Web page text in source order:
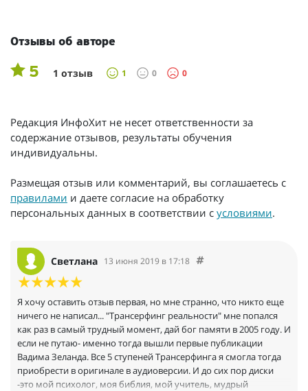
Отзывы об авторе
5 1 отзыв 1 0 0
Редакция ИнфоХит не несет ответственности за
содержание отзывов, результаты обучения
индивидуальны.
Размещая отзыв или комментарий, вы соглашаетесь с
правилами и даете согласие на обработку
персональных данных в соответствии с условиями.
Светлана 13 июня 2019 в 17:18
Я хочу оставить отзыв первая, но мне странно, что никто еще
ничего не написал... "Трансерфинг реальности" мне попался
как раз в самый трудный момент, дай бог памяти в 2005 году. И
если не путаю- именно тогда вышли первые публикации
Вадима Зеланда. Все 5 ступеней Трансерфинга я смогла тогда
приобрести в оригинале в аудиоверсии. И до сих пор диски
-это мой психолог, моя библия, мой учитель, мудрый